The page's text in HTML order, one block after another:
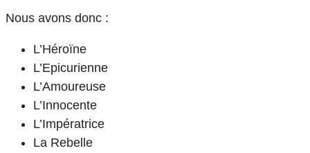
Nous avons donc :
L’Héroïne
L’Epicurienne
L’Amoureuse
L’Innocente
L’Impératrice
La Rebelle